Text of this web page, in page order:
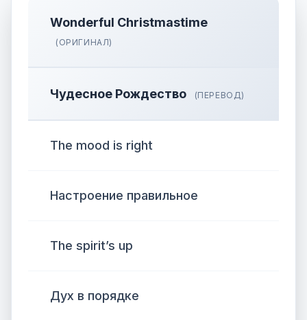
Wonderful Christmastime
(ОРИГИНАЛ)
Чудесное Рождество (ПЕРЕВОД)
The mood is right
Настроение правильное
The spirit’s up
Дух в порядке